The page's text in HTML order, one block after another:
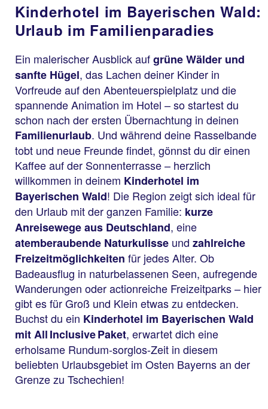
Kinderhotel im Bayerischen Wald:
Urlaub im Familienparadies
Ein malerischer Ausblick aufgrüne Wälder und
sanfte Hügel, das Lachen deiner Kinder in
Vorfreude auf den Abenteuerspielplatz und die
spannende Animation im Hotel – so startest du
schon nach der ersten Übernachtung in deinen
Familienurlaub. Und während deine Rasselbande
tobt und neue Freunde findet, gönnst du dir einen
Kaffee auf der Sonnenterrasse – herzlich
willkommen in deinem Kinderhotel im
Bayerischen Wald! Die Region zeigt sich ideal für
den Urlaub mit der ganzen Familie: kurze
Anreisewege aus Deutschland, eine
atemberaubende Naturkulisse und zahlreiche
Freizeitmöglichkeiten für jedes Alter. Ob
Badeausflug in naturbelassenen Seen, aufregende
Wanderungen oder actionreiche Freizeitparks – hier
gibt es für Groß und Klein etwas zu entdecken.
Buchst du ein Kinderhotel im Bayerischen Wald
mit All Inclusive Paket, erwartet dich eine
erholsame Rundum-sorglos-Zeit in diesem
beliebten Urlaubsgebiet im Osten Bayerns an der
Grenze zu Tschechien!